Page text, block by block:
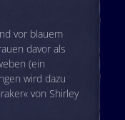
vor blauem
davor als
(ein
wird dazu
von Shirley